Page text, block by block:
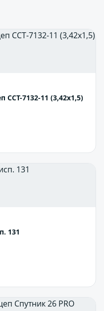
7132-11 (3,42х1,5)
131